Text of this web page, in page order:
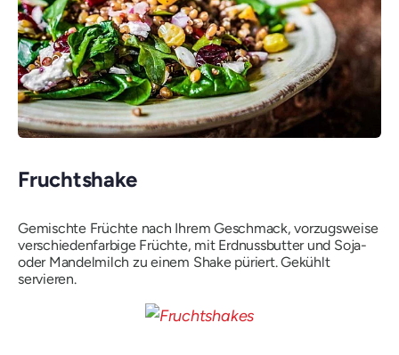
Fruchtshake
Gemischte Früchte nach Ihrem Geschmack, vorzugsweise
verschiedenfarbige Früchte, mit Erdnussbutter und Soja-
oder Mandelmilch zu einem Shake püriert. Gekühlt
servieren.